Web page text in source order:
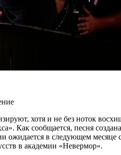
хотя и не без ноток
Как сообщается, песня
в следующем месяце
в академии «Невермор».